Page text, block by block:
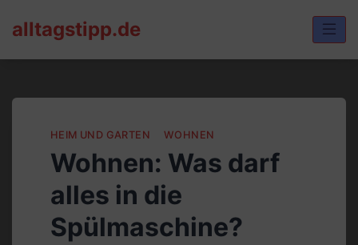
alltagstipp.de
HEIM UND GARTEN WOHNEN
Wohnen: Was darf
alles in die
Spülmaschine?